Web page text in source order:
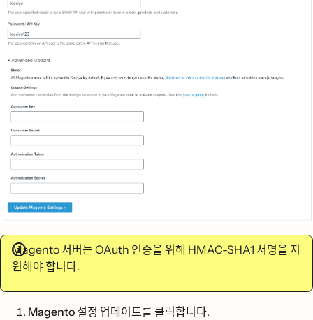
Magento 서버는 OAuth 인증을 위해 HMAC-SHA1 서명을 지
원해야 합니다.
Magento 설정 업데이트를 클릭합니다.